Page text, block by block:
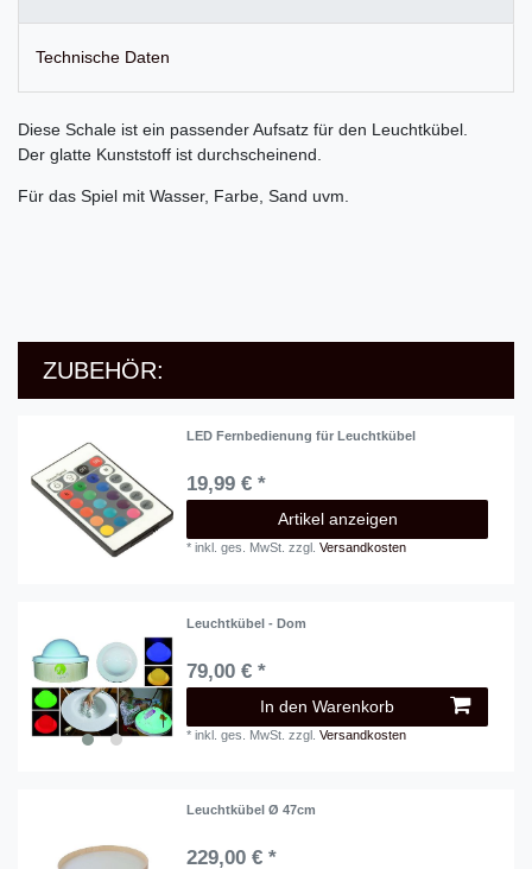
Technische Daten
Diese Schale ist ein passender Aufsatz für den Leuchtkübel.
Der glatte Kunststoff ist durchscheinend.
Für das Spiel mit Wasser, Farbe, Sand uvm.
ZUBEHÖR:
LED Fernbedienung für Leuchtkübel
19,99 € *
Artikel anzeigen
*inkl. ges. MwSt. zzgl.Versandkosten
Leuchtkübel - Dom
79,00 € *
In den Warenkorb
*inkl. ges. MwSt. zzgl.Versandkosten
Leuchtkübel Ø 47cm
229,00 € *